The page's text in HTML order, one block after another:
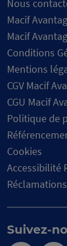
Nous
Macif
Macif
Conditions
Mentions
CGV Macif
CGU Macif
Politique de
Cookies
Accessibilité
Réclamations
Suivez-